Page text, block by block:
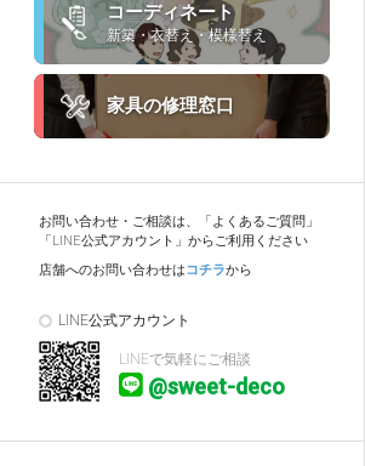
コーディネート
新築・衣替え・模様替え
家具の修理窓口
お問い合わせ・ご相談は、「よくあるご質問」
「LINE公式アカウント」からご利用ください
店舗へのお問い合わせはコチラから
LINE公式アカウント
LINEで気軽にご相談
@sweet-deco